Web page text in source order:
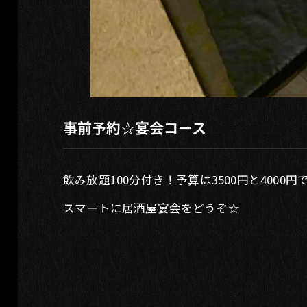
事前予約☆宴会コース
飲み放題100分付き！予算は3500円と4000円
スマートに居酒屋宴会をどうぞ☆